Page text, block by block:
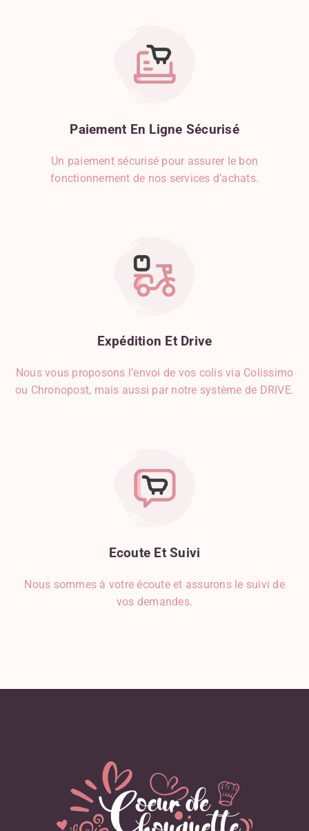
Paiement En Ligne Sécurisé
Un paiement sécurisé pour assurer le bon
fonctionnement de nos services d’achats.
Expédition Et Drive
Nous vous proposons l’envoi de vos colis via Colissimo
ou Chronopost, mais aussi par notre système de DRIVE.
Ecoute Et Suivi
Nous sommes à votre écoute et assurons le suivi de
vos demandes.